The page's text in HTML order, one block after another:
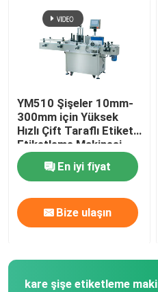
Dolum kapatma Makinası
indüksiyon yapıştırma
Sıvı dolum makinası
Sos Dolum Makinesi
Yarı Otomatik Etiket
YM510 Şişeler 10mm-
300mm için Yüksek
Hızlı Çift Taraflı Etiket
Etiketleme Makinesi
En iyi fiyat
Bize ulaşın
kare şişe etiketleme